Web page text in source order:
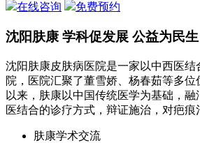
在线咨询 免费预约
沈阳肤康 学科促发展 公益为民生
沈阳肤康皮肤病医院是一家以中西医结
院，医院汇聚了董雪娇、杨春茹等多
以来，肤康以中国传统医学为基础，
医结合的诊疗方式，辩证施治，对疤痕
肤康学术交流